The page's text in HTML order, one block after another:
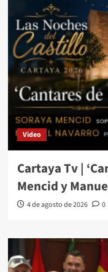
Video
Cartaya Tv |
Mencid y
4 de agosto de 2026 0